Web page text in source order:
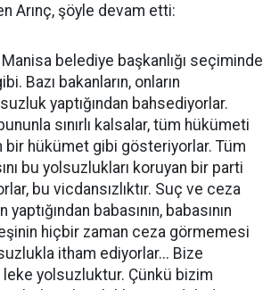
Arınç, şöyle devam etti:
belediye başkanlığı seçiminde
Bazı bakanların, onların
yaptığından bahsediyorlar.
sınırlı kalsalar, tüm hükümeti
bir hükümet gibi gösteriyorlar. Tüm
bu yolsuzlukları koruyan bir parti
bu vicdansızlıktır. Suç ve ceza
babasının, babasının
hiçbir zaman ceza görmemesi
itham ediyorlar... Bize
yolsuzluktur. Çünkü bizim